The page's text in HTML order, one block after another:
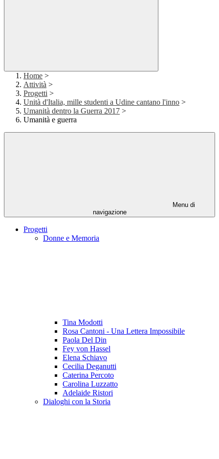
Home >
Attività >
Progetti >
Unità d'Italia, mille studenti a Udine cantano l'inno >
Umanità dentro la Guerra 2017 >
Umanità e guerra
Menu di
navigazione
Progetti
Donne e Memoria
Tina Modotti
Rosa Cantoni - Una Lettera Impossibile
Paola Del Din
Fey von Hassel
Elena Schiavo
Cecilia Deganutti
Caterina Percoto
Carolina Luzzatto
Adelaide Ristori
Dialoghi con la Storia